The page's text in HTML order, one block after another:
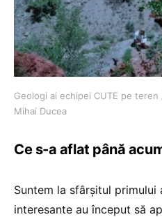
Geologi ai echipei CUTE pe teren
Mihai Ducea
Ce s-a aflat până
Suntem la sfârșitul
interesante au început să